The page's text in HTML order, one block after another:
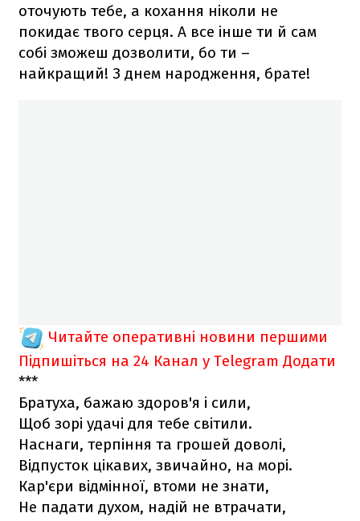
оточують тебе, а кохання ніколи не
покидає твого серця. А все інше ти й сам
собі зможеш дозволити, бо ти –
найкращий! З днем народження, брате!
Читайте оперативні новини першими
Підпишіться на 24 Канал у Telegram Додати
***
Братуха, бажаю здоров'я і сили,
Щоб зорі удачі для тебе світили.
Наснаги, терпіння та грошей доволі,
Відпусток цікавих, звичайно, на морі.
Кар'єри відмінної, втоми не знати,
Не падати духом, надій не втрачати,